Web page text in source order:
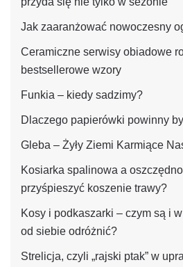
Jak zaaranżować nowoczesny
Ceramiczne serwisy obiadowe
bestsellerowe wzory
Funkia – kiedy sadzimy?
Dlaczego papierówki powinny
Gleba – Żyły Ziemi Karmiące
Kosiarka spalinowa a
przyśpieszyć koszenie trawy?
Kosy i podkaszarki – czym są i
od siebie odróżnić?
Strelicja, czyli „rajski ptak” w